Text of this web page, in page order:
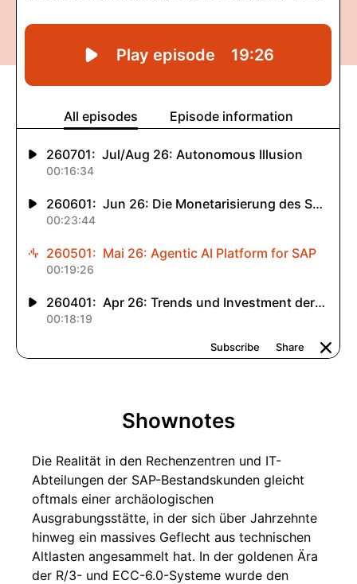
Shownotes
Die Realität in den Rechenzentren und IT-
Abteilungen der SAP-Bestandskunden gleicht
oftmals einer archäologischen
Ausgrabungsstätte, in der sich über Jahrzehnte
hinweg ein massives Geflecht aus technischen
Altlasten angesammelt hat. In der goldenen Ära
der R/3- und ECC-6.0-Systeme wurde den